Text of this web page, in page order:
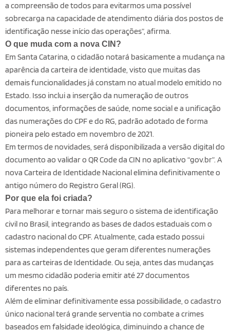
a compreensão de todos para evitarmos uma possível
sobrecarga na capacidade de atendimento diária dos postos de
identificação nesse início das operações”, afirma.
O que muda com a nova CIN?
Em Santa Catarina, o cidadão notará basicamente a mudança na
aparência da carteira de identidade, visto que muitas das
demais funcionalidades já constam no atual modelo emitido no
Estado. Isso inclui a inserção da numeração de outros
documentos, informações de saúde, nome social e a unificação
das numerações do CPF e do RG, padrão adotado de forma
pioneira pelo estado em novembro de 2021.
Em termos de novidades, será disponibilizada a versão digital do
documento ao validar o QR Code da CIN no aplicativo “gov.br”. A
nova Carteira de Identidade Nacional elimina definitivamente o
antigo número do Registro Geral (RG).
Por que ela foi criada?
Para melhorar e tornar mais seguro o sistema de identificação
civil no Brasil, integrando as bases de dados estaduais com o
cadastro nacional do CPF. Atualmente, cada estado possui
sistemas independentes que geram diferentes numerações
para as carteiras de Identidade. Ou seja, antes das mudanças
um mesmo cidadão poderia emitir até 27 documentos
diferentes no país.
Além de eliminar definitivamente essa possibilidade, o cadastro
único nacional terá grande serventia no combate a crimes
baseados em falsidade ideológica, diminuindo a chance de